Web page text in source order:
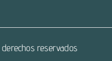
reservados